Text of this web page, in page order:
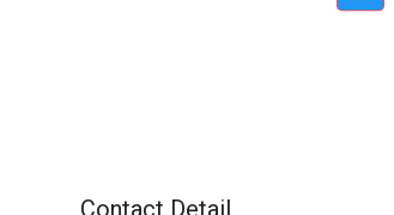
Contact Detail